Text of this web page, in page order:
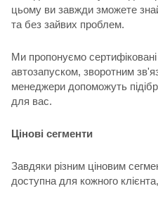
цьому ви завжди зможете
та без зайвих проблем.
Ми пропонуємо сертифіковані
автозапуском, зворотним
менеджери допоможуть
для вас.
Цінові сегменти
Завдяки різним ціновим
доступна для кожного